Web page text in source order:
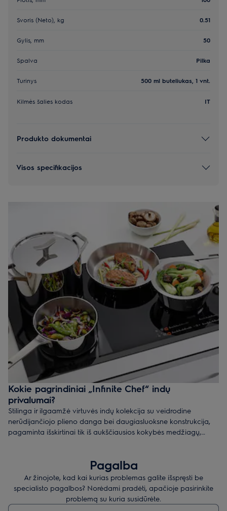
Svoris (Neto), kg 0.51
Gylis, mm 50
Spalva Pilka
Turinys 500 ml buteliukas, 1 vnt.
Kilmės šalies kodas IT
Produkto dokumentai
Visos specifikacijos
Kokie pagrindiniai „Infinite Chef“ indų
privalumai?
Stilinga ir ilgaamžė virtuvės indų kolekcija su veidrodine
nerūdijančiojo plieno danga bei daugiasluoksne konstrukcija,
pagaminta išskirtinai tik iš aukščiausios kokybės medžiagų,
virtuvės šefai, todėl kiekvienam gaminimo būdui sukurta kažkas
unikalaus. Puodai idealiems makaronams „spaghetti al dente“,
kūginis troškintuvas traškių daržovių kepimui ar unikalios
keptuvės sultingiems kepsniams - „Infinite Chef“ kolekcijoje rasite
viską, ko tik gali prireikti šiuolaikinėje virtuvėje.
Pagalba
Ar žinojote, kad kai kurias problemas galite išspręsti be
specialisto pagalbos? Norėdami pradėti, apačioje pasirinkite
problemą su kuria susidūrėte.
Įveskite tekstą, jei norite ieškoti pagalbinių straipsnių